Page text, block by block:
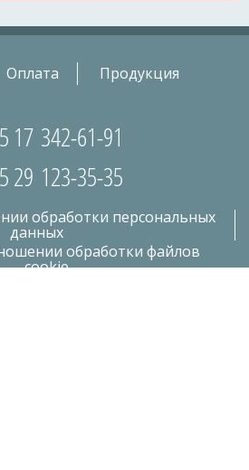
Оплата Продукция
17 342-61-91
29 123-35-35
обработки персональных
данных
обработки файлов
cookie